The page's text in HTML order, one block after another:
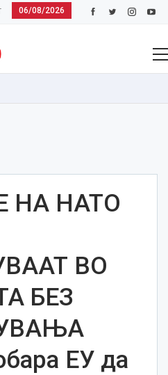
06/08/2026
НА НАТО
ВО
БЕЗ
ЕУ да